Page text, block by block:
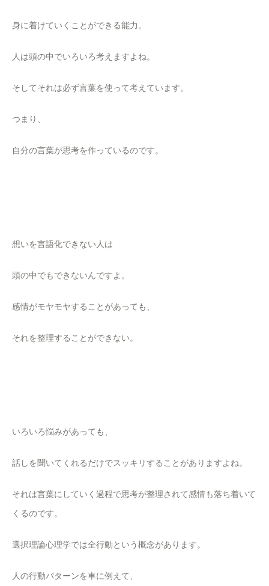
身に着けていくことができる能力。
人は頭の中でいろいろ考えますよね。
そしてそれは必ず言葉を使って考えています。
つまり、
自分の言葉が思考を作っているのです。
想いを言語化できない人は
頭の中でもできないんですよ。
感情がモヤモヤすることがあっても、
それを整理することができない。
いろいろ悩みがあっても、
話しを聞いてくれるだけでスッキリすることがありますよね。
それは言葉にしていく過程で思考が整理されて感情も落ち着いて
くるのです。
選択理論心理学では全行動という概念があります。
人の行動パターンを車に例えて、